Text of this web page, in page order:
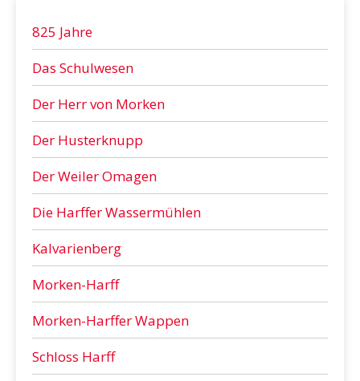
825 Jahre
Das Schulwesen
Der Herr von Morken
Der Husterknupp
Der Weiler Omagen
Die Harffer Wassermühlen
Kalvarienberg
Morken-Harff
Morken-Harffer Wappen
Schloss Harff